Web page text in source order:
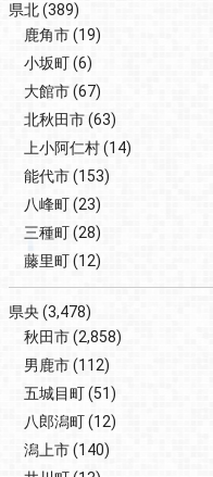
県北(389)
鹿角市(19)
小坂町(6)
大館市(67)
北秋田市(63)
上小阿仁村(14)
能代市(153)
八峰町(23)
三種町(28)
藤里町(12)
県央 (3,478)
秋田市(2,858)
男鹿市(112)
五城目町(51)
八郎潟町(12)
潟上市(140)